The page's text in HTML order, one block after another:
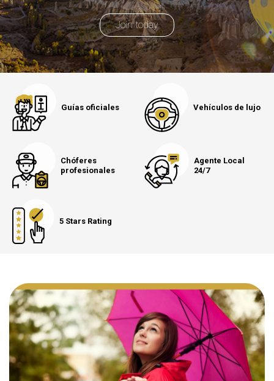
Join today
Guías oficiales Vehículos de lujo
Chóferes
profesionales
Agente Local
24/7
5 Stars Rating